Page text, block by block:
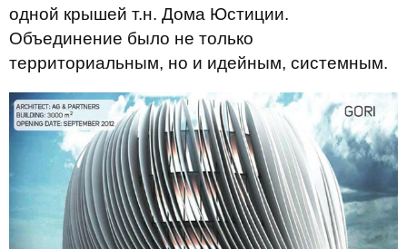
одной крышей т.н. Дома Юстиции.
Объединение было не только
территориальным, но и идейным, системным.